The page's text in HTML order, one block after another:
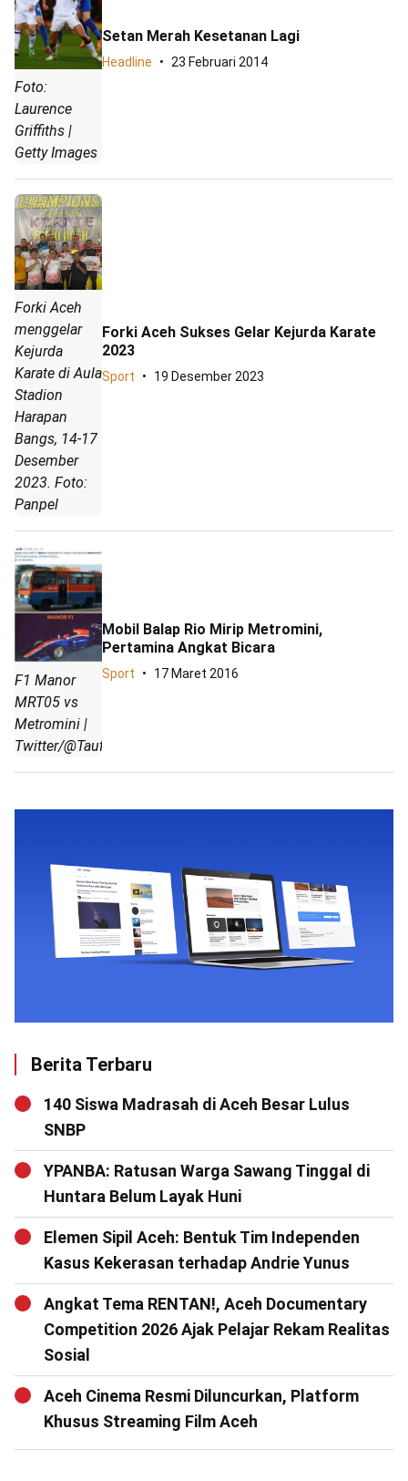
Foto:
Laurence
Griffiths |
Getty Images
Setan Merah Kesetanan Lagi
Headline 23 Februari 2014
Forki Aceh
menggelar
Kejurda
Karate di Aula
Stadion
Harapan
Bangs, 14-17
Desember
2023. Foto:
Panpel
Forki Aceh Sukses Gelar Kejurda Karate
2023
Sport 19 Desember 2023
F1 Manor
MRT05 vs
Metromini |
Twitter/@Taufik_live
Mobil Balap Rio Mirip Metromini,
Pertamina Angkat Bicara
Sport 17 Maret 2016
Berita Terbaru
140 Siswa Madrasah di Aceh Besar Lulus
SNBP
YPANBA: Ratusan Warga Sawang Tinggal di
Huntara Belum Layak Huni
Elemen Sipil Aceh: Bentuk Tim Independen
Kasus Kekerasan terhadap Andrie Yunus
Angkat Tema RENTAN!, Aceh Documentary
Competition 2026 Ajak Pelajar Rekam Realitas
Sosial
Aceh Cinema Resmi Diluncurkan, Platform
Khusus Streaming Film Aceh